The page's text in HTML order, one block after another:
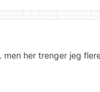
her trenger jeg